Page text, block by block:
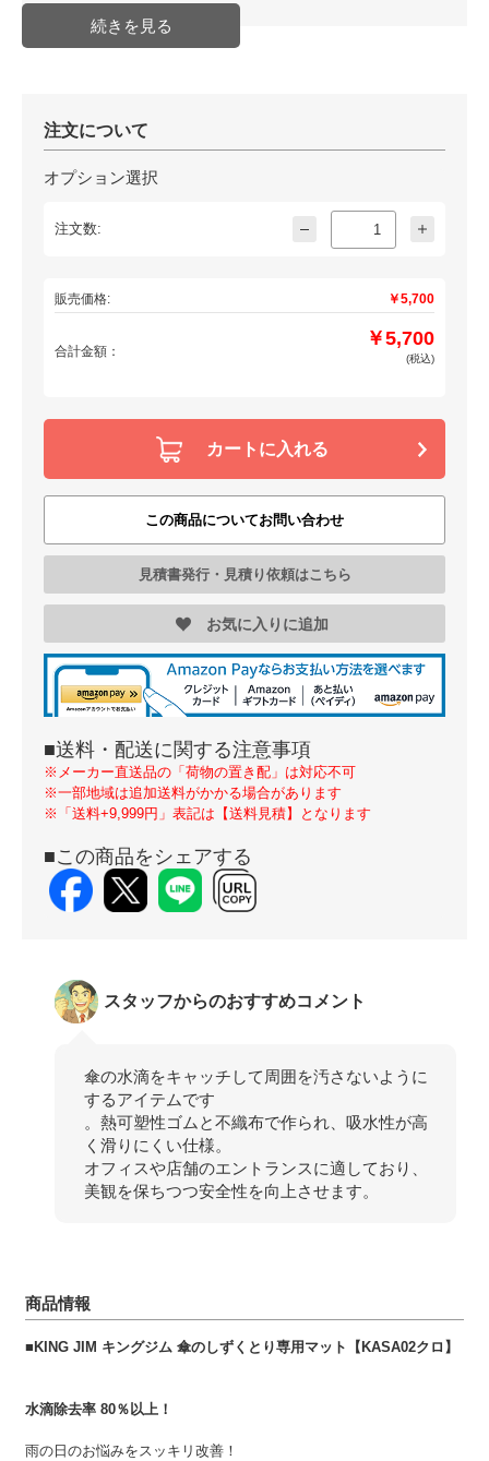
注文について
オプション選択
注文数:
販売価格: ￥5,700
合計金額：
￥5,700
(税込)
カートに入れる
この商品についてお問い合わせ
見積書発行・見積り依頼はこちら
お気に入りに追加
■送料・配送に関する注意事項
※メーカー直送品の「荷物の置き配」は対応不可
※一部地域は追加送料がかかる場合があります
※「送料+9,999円」表記は【送料見積】となります
■この商品をシェアする
スタッフからのおすすめコメント
傘の水滴をキャッチして周囲を汚さないように
するアイテムです
。熱可塑性ゴムと不織布で作られ、吸水性が高
く滑りにくい仕様。
オフィスや店舗のエントランスに適しており、
美観を保ちつつ安全性を向上させます。
商品情報
■KING JIM キングジム 傘のしずくとり専用マット【KASA02クロ】
水滴除去率 80％以上！
雨の日のお悩みをスッキリ改善！